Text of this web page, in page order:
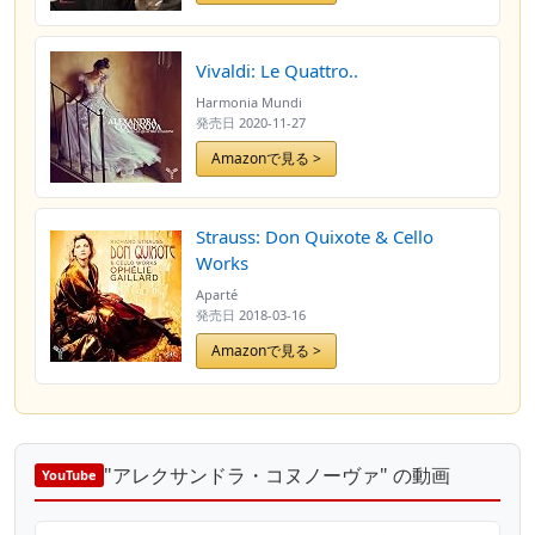
Vivaldi: Le Quattro..
Harmonia Mundi
発売日 2020-11-27
Amazonで見る >
Strauss: Don Quixote & Cello
Works
Aparté
発売日 2018-03-16
Amazonで見る >
YouTube "アレクサンドラ・コヌノーヴァ" の動画